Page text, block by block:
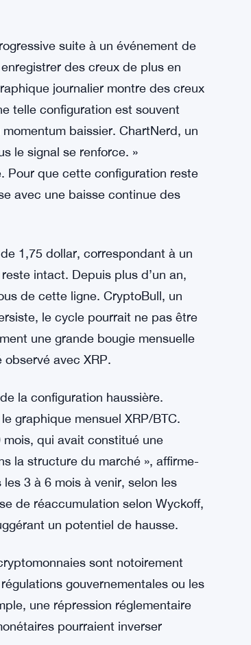
suite à un événement de
des creux de plus en
journalier montre des creux
telle configuration est souvent
baissier. ChartNerd, un
le signal se renforce. »
Pour que cette configuration reste
avec une baisse continue des
1,75 dollar, correspondant à un
intact. Depuis plus d’un an,
de cette ligne. CryptoBull, un
le cycle pourrait ne pas être
une grande bougie mensuelle
observé avec XRP.
la configuration haussière.
graphique mensuel XRP/BTC.
qui avait constitué une
la structure du marché », affirme-
3 à 6 mois à venir, selon les
de réaccumulation selon Wyckoff,
un potentiel de hausse.
sont notoirement
gouvernementales ou les
une répression réglementaire
pourraient inverser